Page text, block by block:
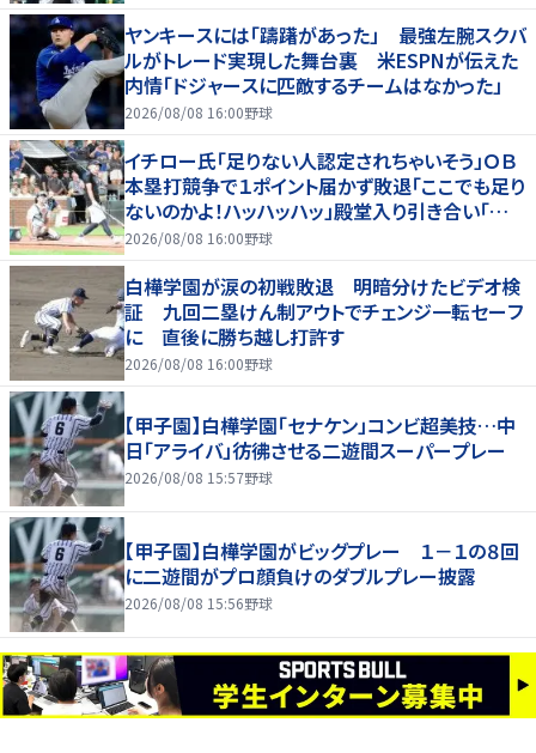
ヤンキースには「躊躇があった」 最強左腕スクバ
ルがトレード実現した舞台裏 米ESPNが伝えた
内情「ドジャースに匹敵するチームはなかった」
2026/08/08 16:00野球
イチロー氏「足りない人認定されちゃいそう」ＯＢ
本塁打競争で１ポイント届かず敗退「ここでも足り
ないのかよ！ハッハッハッ」殿堂入り引き合い「誰か
に分析してもらわないと」
2026/08/08 16:00野球
白樺学園が涙の初戦敗退 明暗分けたビデオ検
証 九回二塁けん制アウトでチェンジ一転セーフ
に 直後に勝ち越し打許す
2026/08/08 16:00野球
【甲子園】白樺学園「セナケン」コンビ超美技…中
日「アライバ」彷彿させる二遊間スーパープレー
2026/08/08 15:57野球
【甲子園】白樺学園がビッグプレー １－１の８回
に二遊間がプロ顔負けのダブルプレー披露
2026/08/08 15:56野球